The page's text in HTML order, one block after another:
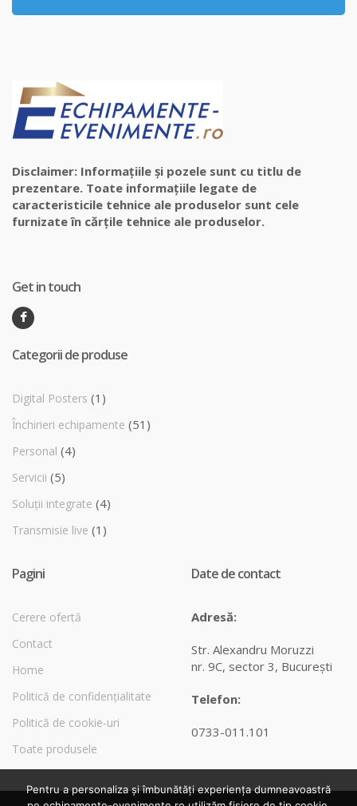
Disclaimer: Informațiile și pozele sunt cu titlu de
prezentare. Toate informațiile legate de
caracteristicile tehnice ale produselor sunt cele
furnizate în cărțile tehnice ale produselor.
Get in touch
Categorii de produse
Digital Posters (1)
Închirieri echipamente (51)
Personal (4)
Servicii (5)
Soluții integrate (4)
Transmisie live (1)
Pagini
Cerere ofertă
Contact
Home
Politică de confidențialitate
Politică de cookie-uri
Toate produsele
Date de contact
Adresă:
Str. Alexandru Moruzzi
nr. 9C, sector 3, Bucureşti
Telefon:
0733-011.101
Pentru a personaliza și îmbunătăți experiența dumneavoastră